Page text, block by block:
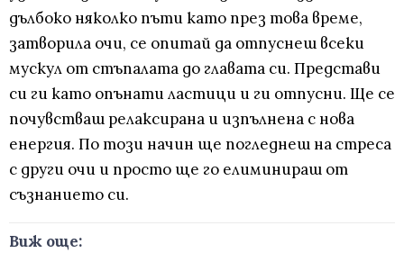
дълбоко няколко пъти като през това време,
затворила очи, се опитай да отпуснеш всеки
мускул от стъпалата до главата си. Представи
си ги като опънати ластици и ги отпусни. Ще се
почувстваш релаксирана и изпълнена с нова
енергия. По този начин ще погледнеш на стреса
с други очи и просто ще го елиминираш от
съзнанието си.
Виж още: